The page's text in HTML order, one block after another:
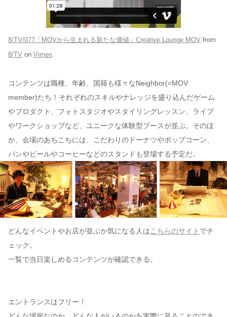
8/TV/077「MOVから生まれる新たな価値」Creative Lounge MOV from
8/TV on Vimeo.
コンテンツは職種、年齢、国籍も様々なNeighbor(=MOV
member)たち！それぞれのスキルやナレッジを盛り込んだゲーム
やプロダクト、フォトスタジオやスタイリングレッスン、ライブ
やワークショップなど、ユニークな体験型ブースが並ぶ。そのほ
か、会場のあちこちには、こだわりのドーナツやポップコーン、
パンやビールやコーヒーなどのスタンドも登場する予定だ。
どんなイベントやお店が並ぶか気になる人はこちらのサイト でチ
ェック。
一覧で当日楽しめるコンテンツが確認できる。
エントランスはフリー！